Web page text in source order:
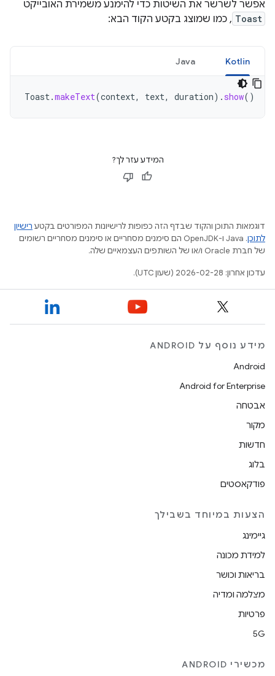
אפשר לשרשר את השיטות כדי להימנע משמירת האובייקט
Toast , כמו שמוצג בקטע הקוד הבא:
Kotlin
Java
Toast.makeText(context, text, duration). show()
המידע עזר לך?
דוגמאות התוכן והקוד שבדף הזה כפופות לרישיונות המפורטים בקטע רישיון
לתוכן
.‏ Java ו-OpenJDK הם סימנים מסחריים או סימנים מסחריים רשומים
של חברת Oracle ו/או של השותפים העצמאיים שלה.
עדכון אחרון: 2026-02-28 (שעון UTC).
מידע נוסף על ANDROID
Android
Android for Enterprise
אבטחה
מקור
חדשות
בלוג
פודקאסטים
הצעות במיוחד בשבילך
גיימינג
למידת מכונה
בריאות וכושר
מצלמה ומדיה
פרטיות
5G
מכשירי ANDROID